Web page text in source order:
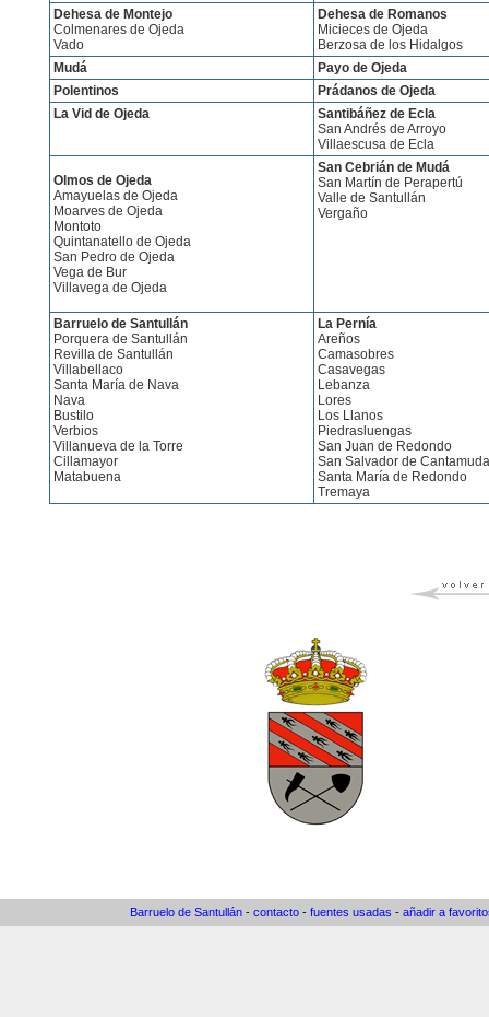
Dehesa de Montejo
Colmenares de Ojeda
Vado
Dehesa de Romanos
Micieces de Ojeda
Berzosa de los Hidalgos
Mudá
Payo de Ojeda
Polentinos
Prádanos de Ojeda
La Vid de Ojeda
Santibáñez de Ecla
San Andrés de Arroyo
Villaescusa de Ecla
Olmos de Ojeda
Amayuelas de Ojeda
Moarves de Ojeda
Montoto
Quintanatello de Ojeda
San Pedro de Ojeda
Vega de Bur
Villavega de Ojeda
San Cebrián de Mudá
San Martín de Perapertú
Valle de Santullán
Vergaño
Barruelo de Santullán
Porquera de Santullán
Revilla de Santullán
Villabellaco
Santa María de Nava
Nava
Bustilo
Verbios
Villanueva de la Torre
Cillamayor
Matabuena
La Pernía
Areños
Camasobres
Casavegas
Lebanza
Lores
Los Llanos
Piedrasluengas
San Juan de Redondo
San Salvador de Cantamuda
Santa María de Redondo
Tremaya
Barruelo de Santullán - contacto - fuentes usadas - añadir a